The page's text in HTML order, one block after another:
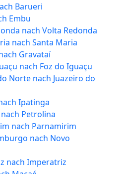
Barueri
Embu
nach Volta Redonda
nach Santa Maria
Gravataí
nach Foz do Iguaçu
Norte nach Juazeiro do
Ipatinga
Petrolina
nach Parnamirim
nach Novo
nach Imperatriz